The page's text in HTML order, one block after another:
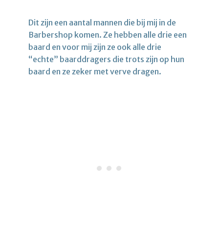
Dit zijn een aantal mannen die bij mij in de
Barbershop komen. Ze hebben alle drie een
baard en voor mij zijn ze ook alle drie
“echte” baarddragers die trots zijn op hun
baard en ze zeker met verve dragen.